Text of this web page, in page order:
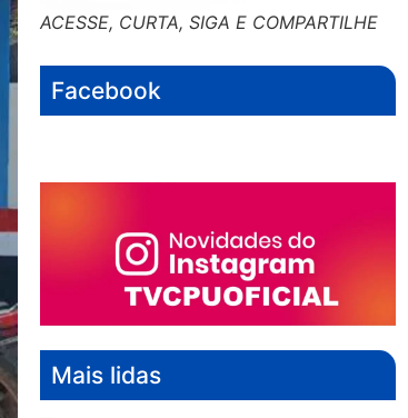
ACESSE, CURTA, SIGA E COMPARTILHE
Facebook
Mais lidas